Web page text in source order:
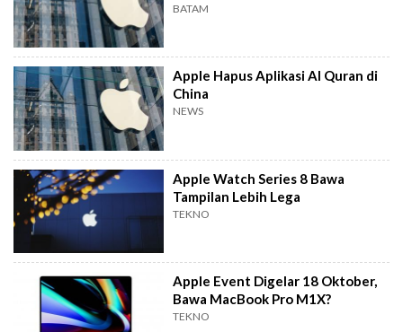
BATAM
Apple Hapus Aplikasi Al Quran di
China
NEWS
Apple Watch Series 8 Bawa
Tampilan Lebih Lega
TEKNO
Apple Event Digelar 18 Oktober,
Bawa MacBook Pro M1X?
TEKNO